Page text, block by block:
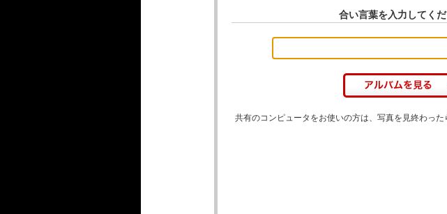
合い言葉を入力してく
共有のコンピュータをお使いの方は、写真を見終わった